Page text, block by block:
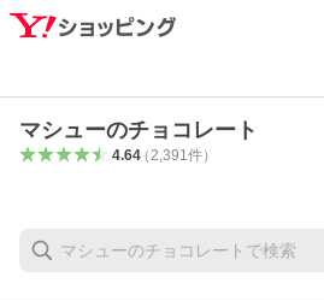
マシューのチョコレート
4.64（ 2,391 件）